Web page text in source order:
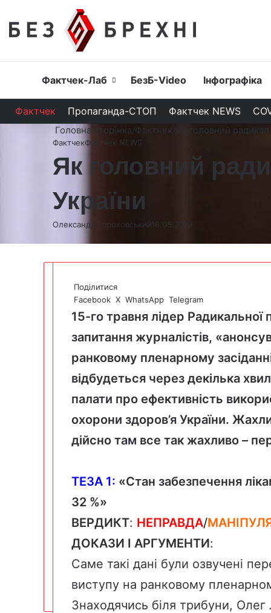
Головна
Фактчек-Лаб БезБ-Video Інфографіка
Фактчек Пропаганда-СТОП Фактчек NEWS
Головна сторінка/Фактчек Як головний
ФактчекФактчек NEWS
Як головний
України
Олександр Гороховський16.05.2019
Поділитися
Facebook X WhatsApp Telegram
15-го травня лідер Радикальної
запитання журналістів, «
ранковому пленарному
відбудеться через декілька
палати про ефективність
охорони здоров’я України.
дійсно там все так жахливо –
ТЕЗА 1: «Стан забезпечення
32 %»
ВЕРДИКТ: НЕПРАВДА/
ДОКАЗИ І АРГУМЕНТИ:
Саме такі дані були озвучені
виступу на ранковому
Знаходячись біля трибуни, Олег